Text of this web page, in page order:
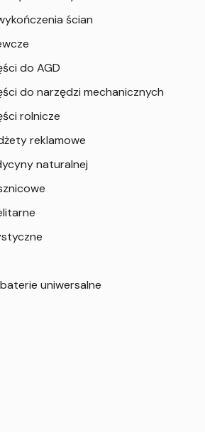
ścian
do AGD
do narzędzi mechanicznych
rolnicze
reklamowe
naturalnej
uniwersalne